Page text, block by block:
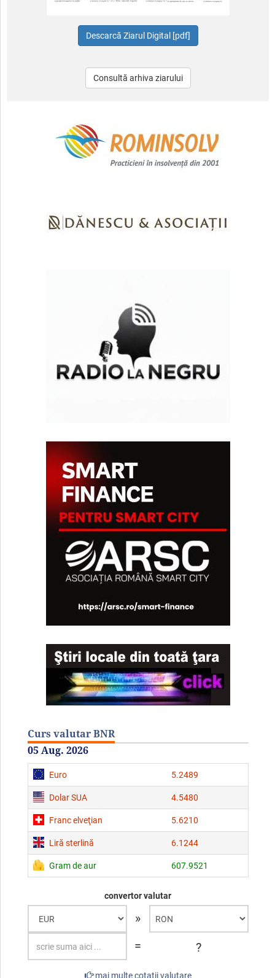
Consultă arhiva ziarului
Curs valutar BNR
05 Aug. 2026
Euro 5.2489
Dolar SUA 4.5480
Franc elveţian 5.6210
Liră sterlină 6.1244
Gram de aur 607.9521
convertor valutar
»
=
?
mai multe cotaţii valutare